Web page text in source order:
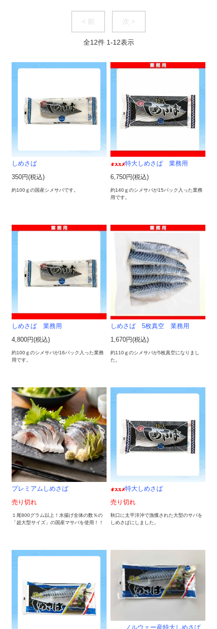
< 前 次 >
全12件 1-12表示
しめさば
350円(税込)
約100ｇの国産シメサバです。
特大しめさば 業務用
6,750円(税込)
約140ｇのシメサバが15パック入った業務
用です。
しめさば 業務用
4,800円(税込)
約100ｇのシメサバが16パック入った業務
用です。
しめさば 5枚真空 業務用
1,670円(税込)
約110ｇのシメサバが5枚真空になりまし
た。
プレミアムしめさば
売り切れ
１尾800グラム以上！水揚げ全体の数％の
「超大型サイズ」の国産マサバを使用！！
特大しめさば
売り切れ
秋口に太平洋沖で漁獲された大型のサバを
しめさばにしました。